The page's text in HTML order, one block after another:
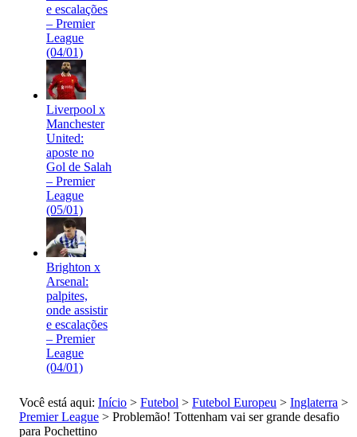
e escalações
– Premier
League
(04/01)
Liverpool x
Manchester
United:
aposte no
Gol de Salah
– Premier
League
(05/01)
Brighton x
Arsenal:
palpites,
onde assistir
e escalações
– Premier
League
(04/01)
Você está aqui: Início > Futebol > Futebol Europeu > Inglaterra >
Premier League > Problemão! Tottenham vai ser grande desafio
para Pochettino